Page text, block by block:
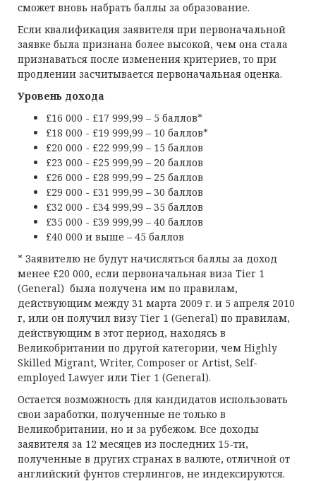
сможет вновь набрать баллы за образование.
Если квалификация заявителя при первоначальной
заявке была признана более высокой, чем она стала
признаваться после изменения критериев, то при
продлении засчитывается первоначальная оценка.
Уровень дохода
£16 000 - £17 999,99 – 5 баллов*
£18 000 - £19 999,99 – 10 баллов*
£20 000 - £22 999,99 – 15 баллов
£23 000 - £25 999,99 – 20 баллов
£26 000 - £28 999,99 – 25 баллов
£29 000 - £31 999,99 – 30 баллов
£32 000 - £34 999,99 – 35 баллов
£35 000 - £39 999,99 – 40 баллов
£40 000 и выше – 45 баллов
* Заявителю не будут начисляться баллы за доход
менее £20 000, если первоначальная виза Tier 1
(General) была получена им по правилам,
действующим между 31 марта 2009 г. и 5 апреля 2010
г, или он получил визу Tier 1 (General) по правилам,
действующим в этот период, находясь в
Великобритании по другой категории, чем Highly
Skilled Migrant, Writer, Composer or Artist, Self-
employed Lawyer или Tier 1 (General).
Остается возможность для кандидатов использовать
свои заработки, полученные не только в
Великобритании, но и за рубежом. Все доходы
заявителя за 12 месяцев из последних 15-ти,
полученные в других странах в валюте, отличной от
английский фунтов стерлингов, не индексируются.